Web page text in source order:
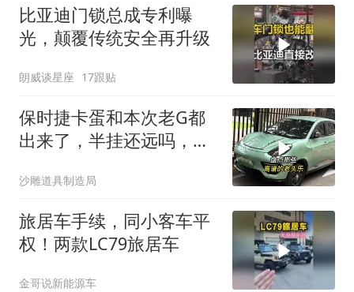
比亚迪门锁总成专利曝
光，颠覆传统安全再升级
朗威谈星座 17跟贴
保时捷卡蛋和本次老G都
出来了，半挂还远吗，盘
沙雕道具制造局
旅居车手续，同小客车平
权！两款LC79旅居车
金哥说新能源车